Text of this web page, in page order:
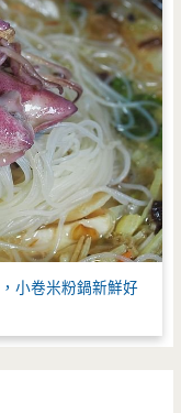
小卷米粉鍋新鮮好